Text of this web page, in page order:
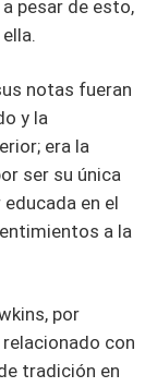
costa y huye
lucha de
dejan atrás lo
vivir su
pesar de esto,
notas fueran
y la
era la
ser su única
en el
a la
por
con
tradición en